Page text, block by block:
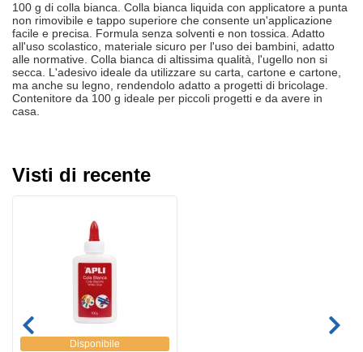
100 g di colla bianca. Colla bianca liquida con applicatore a punta
non rimovibile e tappo superiore che consente un'applicazione
facile e precisa. Formula senza solventi e non tossica. Adatto
all'uso scolastico, materiale sicuro per l'uso dei bambini, adatto
alle normative. Colla bianca di altissima qualità, l'ugello non si
secca. L'adesivo ideale da utilizzare su carta, cartone e cartone,
ma anche su legno, rendendolo adatto a progetti di bricolage.
Contenitore da 100 g ideale per piccoli progetti e da avere in
casa.
Visti di recente
Disponibile